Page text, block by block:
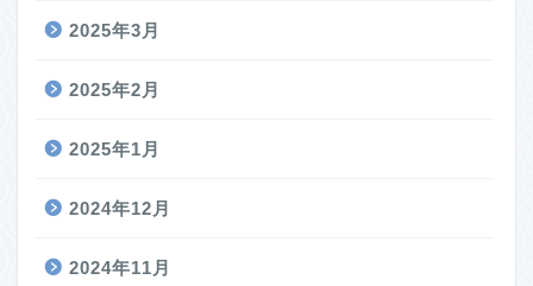
2025年3月
2025年2月
2025年1月
2024年12月
2024年11月